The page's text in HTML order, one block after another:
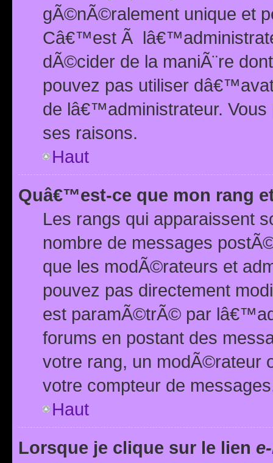
gÃ©nÃ©ralement unique et
Câ€™est Ã
dÃ©cider de la maniÃ¨re
pouvez pas utiliser
de lâ€™administrateur.
ses raisons.
Haut
Quâ€™est-ce que mon rang
Les rangs qui apparaissent
nombre de messages
que les modÃ©rateurs et
pouvez pas directement
est paramÃ©trÃ© par
forums en postant des
votre rang, un modÃ©rateur
votre compteur de
Haut
Lorsque je clique sur le lien